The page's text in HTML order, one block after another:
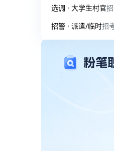
选调 · 大学生村官
招警 · 派遣/临时
公考与事业单位备考服务